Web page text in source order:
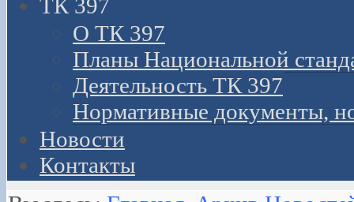
ТК 397
О ТК 397
Планы Национальной
Деятельность ТК 397
Нормативные документы,
Новости
Контакты